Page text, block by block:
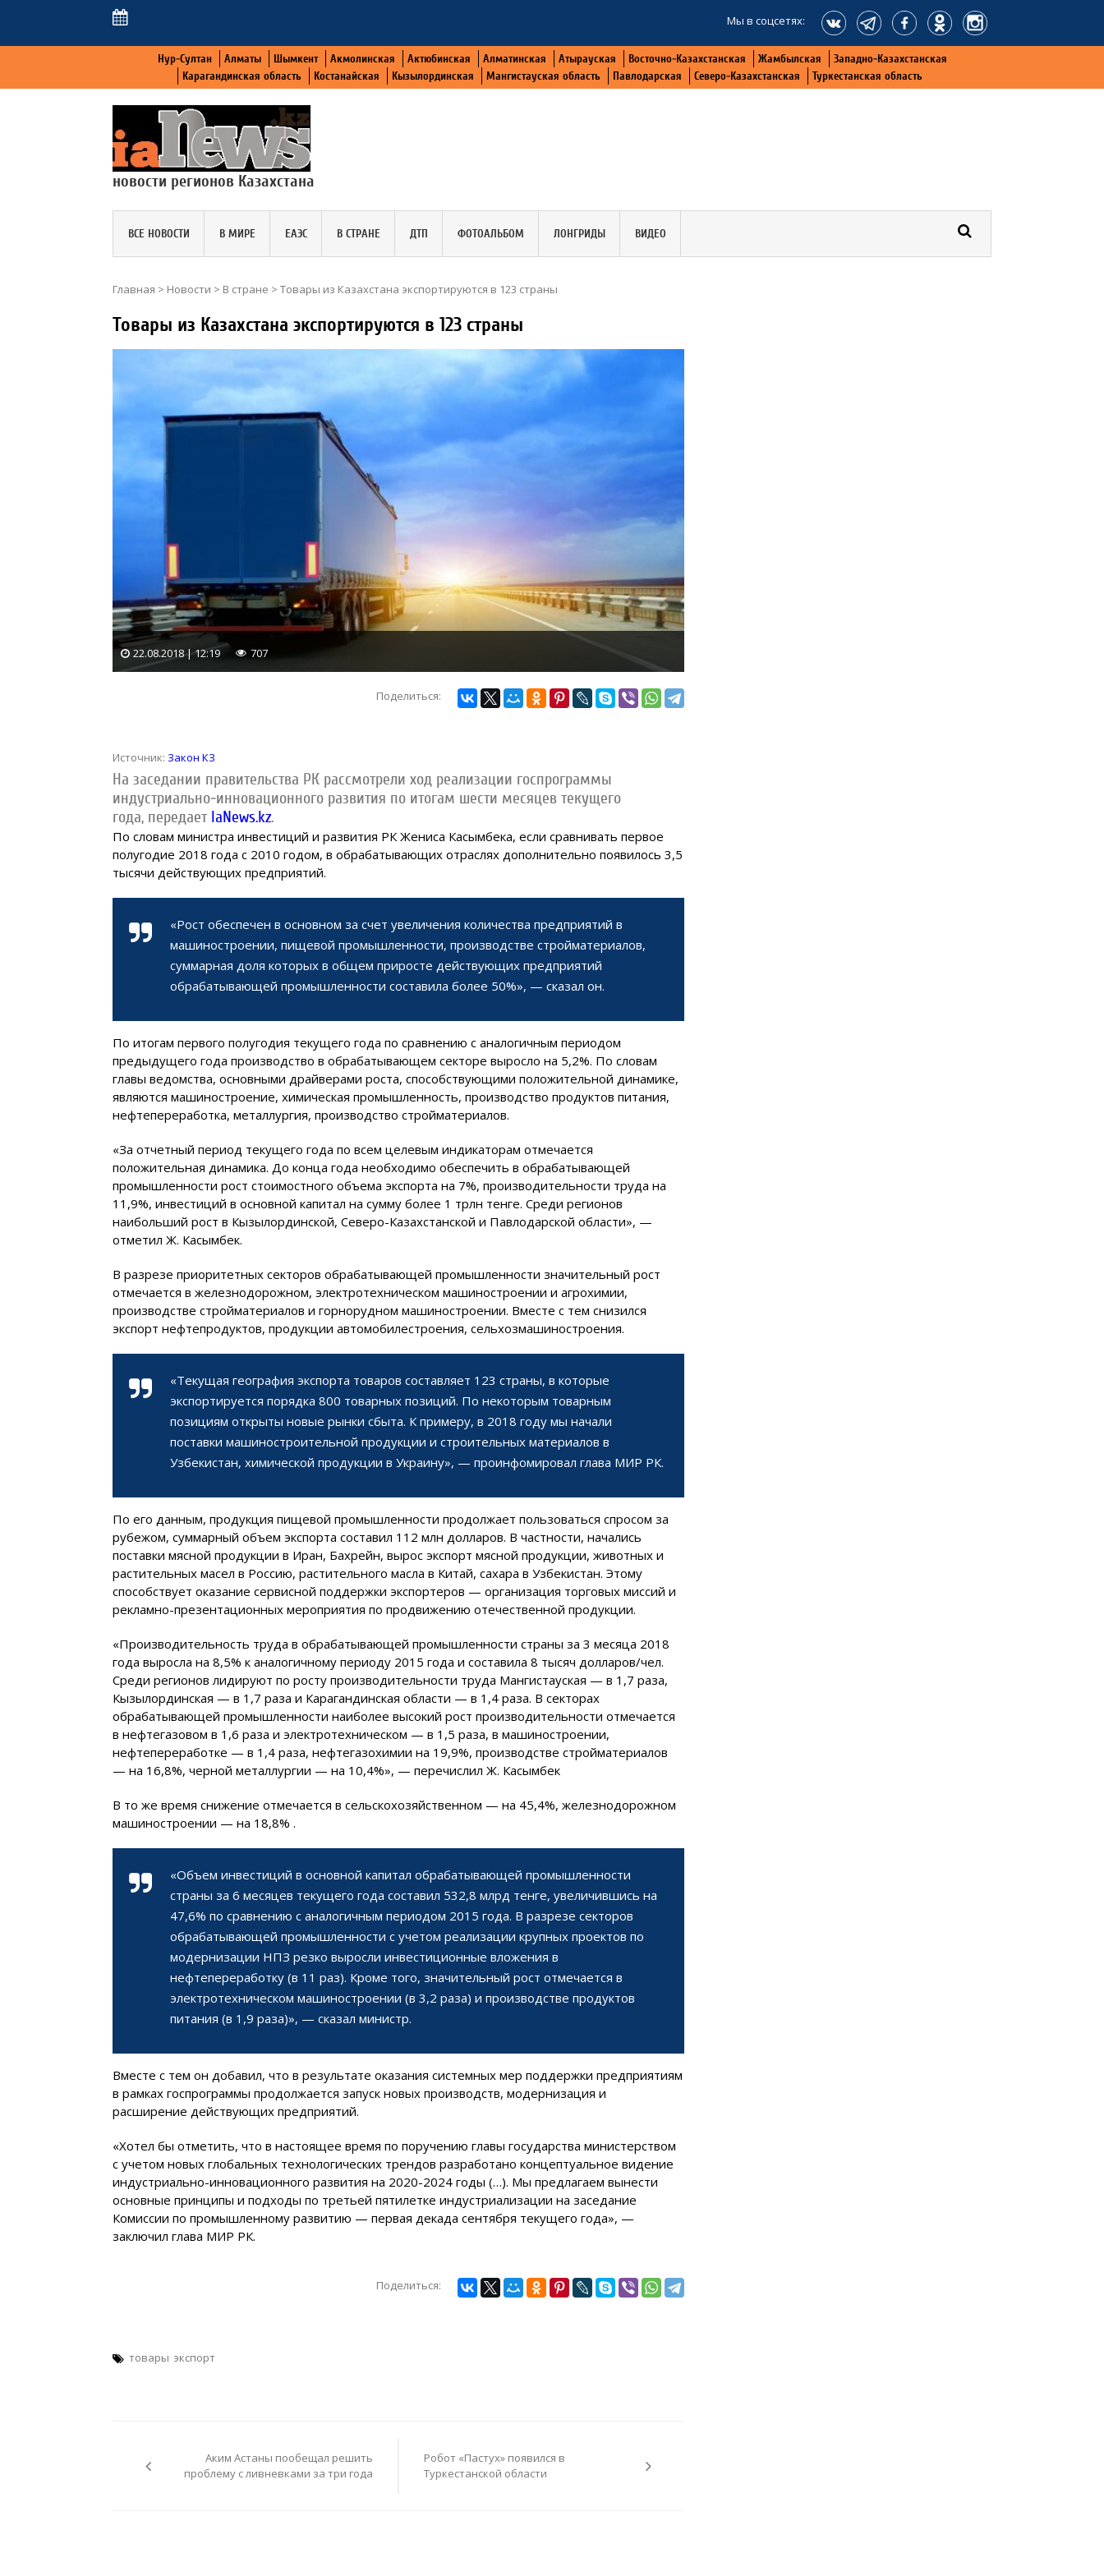
Мы в соцсетях:
Нур-Султан Алматы Шымкент Акмолинская Актюбинская Алматинская Атырауская Восточно-Казахстанская Жамбылская
Западно-Казахстанская
Карагандинская область
Костанайская Кызылординская Мангистауская область Павлодарская Северо-Казахстанская Туркестанская область
новости регионов Казахстана
ВСЕ НОВОСТИ В МИРЕ ЕАЭС В СТРАНЕ ДТП ФОТОАЛЬБОМ ЛОНГРИДЫ ВИДЕО
Главная > Новости > В стране > Товары из Казахстана экспортируются в 123 страны
Товары из Казахстана экспортируются в 123 страны
22.08.2018 | 12:19 707
Поделиться:
Источник: Закон КЗ
На заседании правительства РК рассмотрели ход реализации госпрограммы
индустриально-инновационного развития по итогам шести месяцев текущего
года, передает IaNews.kz.
По словам министра инвестиций и развития РК Жениса Касымбека, если сравнивать первое
полугодие 2018 года с 2010 годом, в обрабатывающих отраслях дополнительно появилось 3,5
тысячи действующих предприятий.
«Рост обеспечен в основном за счет увеличения количества предприятий в
машиностроении, пищевой промышленности, производстве стройматериалов,
суммарная доля которых в общем приросте действующих предприятий
обрабатывающей промышленности составила более 50%», — сказал он.
По итогам первого полугодия текущего года по сравнению с аналогичным периодом
предыдущего года производство в обрабатывающем секторе выросло на 5,2%. По словам
главы ведомства, основными драйверами роста, способствующими положительной динамике,
являются машиностроение, химическая промышленность, производство продуктов питания,
нефтепереработка, металлургия, производство стройматериалов.
«За отчетный период текущего года по всем целевым индикаторам отмечается
положительная динамика. До конца года необходимо обеспечить в обрабатывающей
промышленности рост стоимостного объема экспорта на 7%, производительности труда на
11,9%, инвестиций в основной капитал на сумму более 1 трлн тенге. Среди регионов
наибольший рост в Кызылординской, Северо-Казахстанской и Павлодарской области», —
отметил Ж. Касымбек.
В разрезе приоритетных секторов обрабатывающей промышленности значительный рост
отмечается в железнодорожном, электротехническом машиностроении и агрохимии,
производстве стройматериалов и горнорудном машиностроении. Вместе с тем снизился
экспорт нефтепродуктов, продукции автомобилестроения, сельхозмашиностроения.
«Текущая география экспорта товаров составляет 123 страны, в которые
экспортируется порядка 800 товарных позиций. По некоторым товарным
позициям открыты новые рынки сбыта. К примеру, в 2018 году мы начали
поставки машиностроительной продукции и строительных материалов в
Узбекистан, химической продукции в Украину», — проинфомировал глава МИР РК.
По его данным, продукция пищевой промышленности продолжает пользоваться спросом за
рубежом, суммарный объем экспорта составил 112 млн долларов. В частности, начались
поставки мясной продукции в Иран, Бахрейн, вырос экспорт мясной продукции, животных и
растительных масел в Россию, растительного масла в Китай, сахара в Узбекистан. Этому
способствует оказание сервисной поддержки экспортеров — организация торговых миссий и
рекламно-презентационных мероприятия по продвижению отечественной продукции.
«Производительность труда в обрабатывающей промышленности страны за 3 месяца 2018
года выросла на 8,5% к аналогичному периоду 2015 года и составила 8 тысяч долларов/чел.
Среди регионов лидируют по росту производительности труда Мангистауская — в 1,7 раза,
Кызылординская — в 1,7 раза и Карагандинская области — в 1,4 раза. В секторах
обрабатывающей промышленности наиболее высокий рост производительности отмечается
в нефтегазовом в 1,6 раза и электротехническом — в 1,5 раза, в машиностроении,
нефтепереработке — в 1,4 раза, нефтегазохимии на 19,9%, производстве стройматериалов
— на 16,8%, черной металлургии — на 10,4%», — перечислил Ж. Касымбек
В то же время снижение отмечается в сельскохозяйственном — на 45,4%, железнодорожном
машиностроении — на 18,8% .
«Объем инвестиций в основной капитал обрабатывающей промышленности
страны за 6 месяцев текущего года составил 532,8 млрд тенге, увеличившись на
47,6% по сравнению с аналогичным периодом 2015 года. В разрезе секторов
обрабатывающей промышленности с учетом реализации крупных проектов по
модернизации НПЗ резко выросли инвестиционные вложения в
нефтепереработку (в 11 раз). Кроме того, значительный рост отмечается в
электротехническом машиностроении (в 3,2 раза) и производстве продуктов
питания (в 1,9 раза)», — сказал министр.
Вместе с тем он добавил, что в результате оказания системных мер поддержки предприятиям
в рамках госпрограммы продолжается запуск новых производств, модернизация и
расширение действующих предприятий.
«Хотел бы отметить, что в настоящее время по поручению главы государства министерством
с учетом новых глобальных технологических трендов разработано концептуальное видение
индустриально-инновационного развития на 2020-2024 годы (…). Мы предлагаем вынести
основные принципы и подходы по третьей пятилетке индустриализации на заседание
Комиссии по промышленному развитию — первая декада сентября текущего года», —
заключил глава МИР РК.
Поделиться:
товары экспорт
записям
Аким Астаны пообещал решить
проблему с ливневками за три года
Робот «Пастух» появился в
Туркестанской области